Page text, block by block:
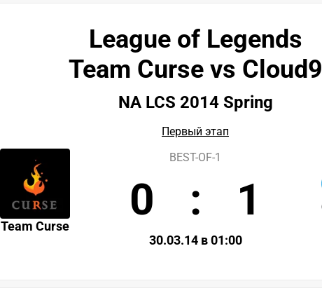
League of Legends
Team Curse vs Cloud9
NA LCS 2014 Spring
Первый этап
Team Curse
BEST-OF-1
0 : 1
30.03.14 в 01:00